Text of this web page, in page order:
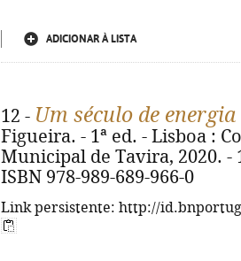
ADICIONAR À LISTA
12 - Um século de
Figueira. - 1ª ed. - Lisboa :
Municipal de Tavira, 2020. -
ISBN 978-989-689-966-0
Link persistente: http://